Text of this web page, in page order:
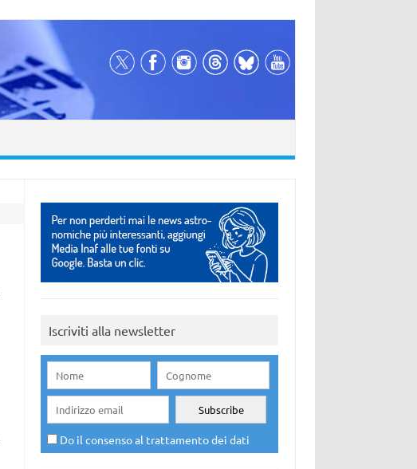
Iscriviti alla newsletter
Do il consenso al trattamento dei dati